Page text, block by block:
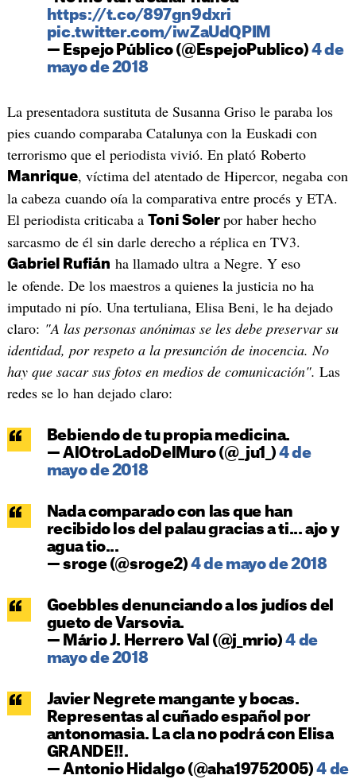
https://t.co/897gn9dxri
pic.twitter.com/iwZaUdQPIM
— Espejo Público (@EspejoPublico) 4 de
mayo de 2018
La presentadora sustituta de Susanna Griso le paraba los
pies cuando comparaba Catalunya con la Euskadi con
terrorismo que el periodista vivió. En plató Roberto
Manrique, víctima del atentado de Hipercor, negaba con
la cabeza cuando oía la comparativa entre procés y ETA.
El periodista criticaba a Toni Soler por haber hecho
sarcasmo de él sin darle derecho a réplica en TV3.
Gabriel Rufián ha llamado ultra a Negre. Y eso
le ofende. De los maestros a quienes la justicia no ha
imputado ni pío. Una tertuliana, Elisa Beni, le ha dejado
claro: "A las personas anónimas se les debe preservar su
identidad, por respeto a la presunción de inocencia. No
hay que sacar sus fotos en medios de comunicación". Las
redes se lo han dejado claro:
Bebiendo de tu propia medicina.
— AlOtroLadoDelMuro (@_ju1_) 4 de
mayo de 2018
Nada comparado con las que han
recibido los del palau gracias a ti... ajo y
agua tio...
— sroge (@sroge2)4 de mayo de 2018
Goebbles denunciando a los judíos del
gueto de Varsovia.
— Mário J. Herrero Val (@j_mrio)4 de
mayo de 2018
Javier Negrete mangante y bocas.
Representas al cuñado español por
antonomasia. La cla no podrá con Elisa
GRANDE!!.
— Antonio Hidalgo (@aha19752005)4 de